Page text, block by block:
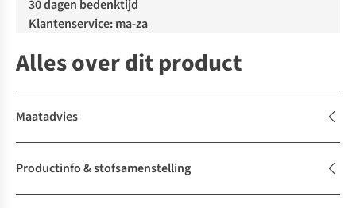
30 dagen bedenktijd
Klantenservice: ma-za
Alles over dit product
Maatadvies
Productinfo & stofsamenstelling